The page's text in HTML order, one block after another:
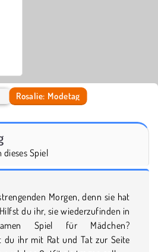
Rosalie: Modetag
dieses Spiel
Morgen, denn sie hat
du ihr, sie wiederzufinden in
Spiel für Mädchen?
du ihr mit Rat und Tat zur Seite